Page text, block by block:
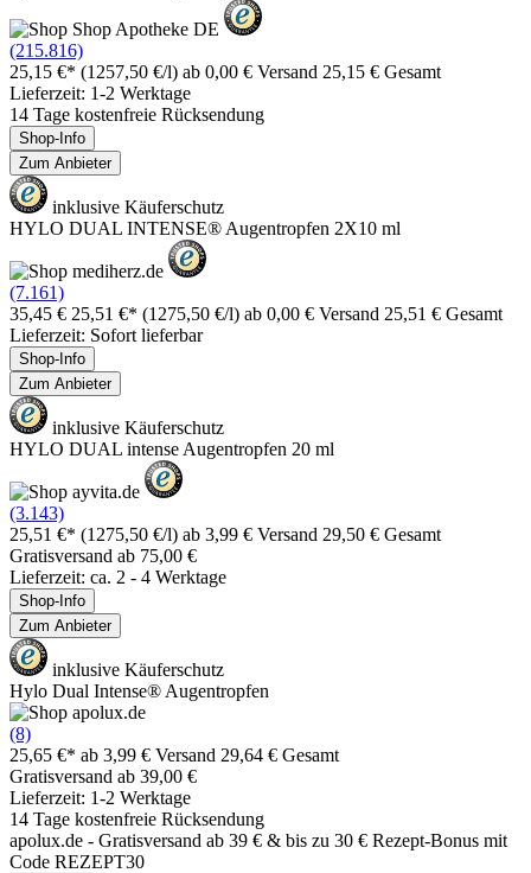
(215.816)
25,15 €* (1257,50 €/l) ab 0,00 € Versand 25,15 € Gesamt
Lieferzeit: 1-2 Werktage
14 Tage kostenfreie Rücksendung
Shop-Info
Zum Anbieter
inklusive Käuferschutz
HYLO DUAL INTENSE® Augentropfen 2X10 ml
(7.161)
35,45 € 25,51 €* (1275,50 €/l) ab 0,00 € Versand 25,51 € Gesamt
Lieferzeit: Sofort lieferbar
Shop-Info
Zum Anbieter
inklusive Käuferschutz
HYLO DUAL intense Augentropfen 20 ml
(3.143)
25,51 €* (1275,50 €/l) ab 3,99 € Versand 29,50 € Gesamt
Gratisversand ab 75,00 €
Lieferzeit: ca. 2 - 4 Werktage
Shop-Info
Zum Anbieter
inklusive Käuferschutz
Hylo Dual Intense® Augentropfen
(8)
25,65 €* ab 3,99 € Versand 29,64 € Gesamt
Gratisversand ab 39,00 €
Lieferzeit: 1-2 Werktage
14 Tage kostenfreie Rücksendung
apolux.de - Gratisversand ab 39 € & bis zu 30 € Rezept-Bonus mit
Code REZEPT30